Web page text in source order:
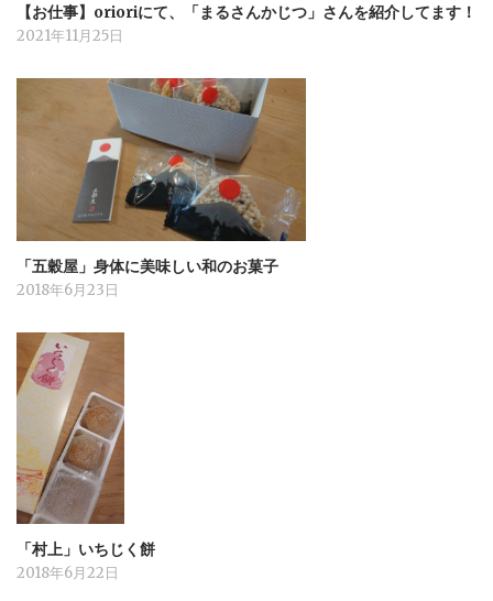
【お仕事】orioriにて、「まるさんかじつ」さんを紹介してます！
2021年11月25日
「五穀屋」身体に美味しい和のお菓子
2018年6月23日
「村上」いちじく餅
2018年6月22日